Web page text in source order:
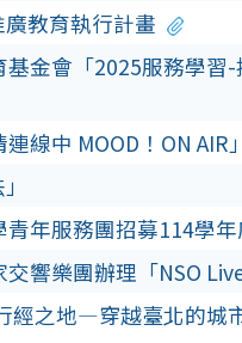
教育執行計畫
金會「2025服務學習
線中 MOOD！ON AIR
年服務團招募114學
響樂團辦理「NSO
經之地—穿越臺北的城